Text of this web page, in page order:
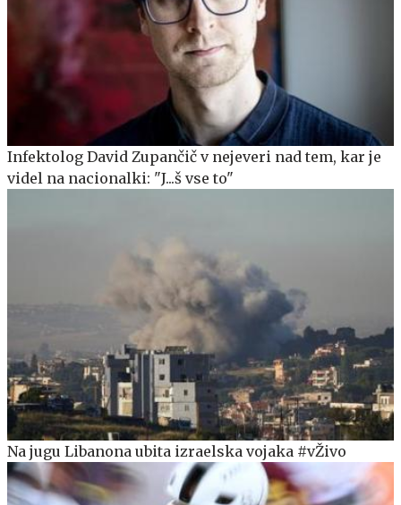
Infektolog David Zupančič v nejeveri nad tem, kar je
videl na nacionalki: "J...š vse to"
Na jugu Libanona ubita izraelska vojaka #vŽivo